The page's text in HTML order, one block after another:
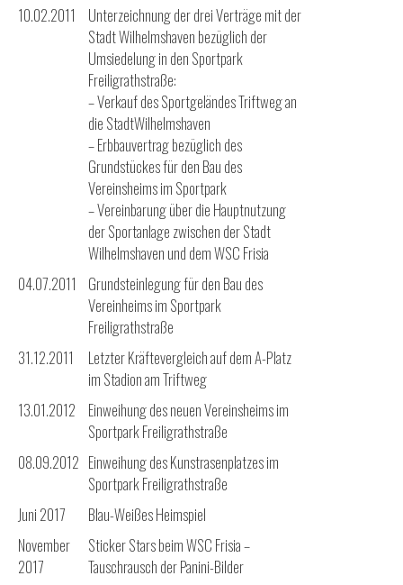
10.02.2011
Unterzeichnung der drei Verträge mit der
Stadt Wilhelmshaven bezüglich der
Umsiedelung in den Sportpark
Freiligrathstraße:
– Verkauf des Sportgeländes Triftweg an
die StadtWilhelmshaven
– Erbbauvertrag bezüglich des
Grundstückes für den Bau des
Vereinsheims im Sportpark
– Vereinbarung über die Hauptnutzung
der Sportanlage zwischen der Stadt
Wilhelmshaven und dem WSC Frisia
04.07.2011
Grundsteinlegung für den Bau des
Vereinheims im Sportpark
Freiligrathstraße
31.12.2011
Letzter Kräftevergleich auf dem A-Platz
im Stadion am Triftweg
13.01.2012
Einweihung des neuen Vereinsheims im
Sportpark Freiligrathstraße
08.09.2012 Einweihung des Kunstrasenplatzes im
Sportpark Freiligrathstraße
Juni 2017
Blau-Weißes Heimspiel
November
2017
Sticker Stars beim WSC Frisia –
Tauschrausch der Panini-Bilder